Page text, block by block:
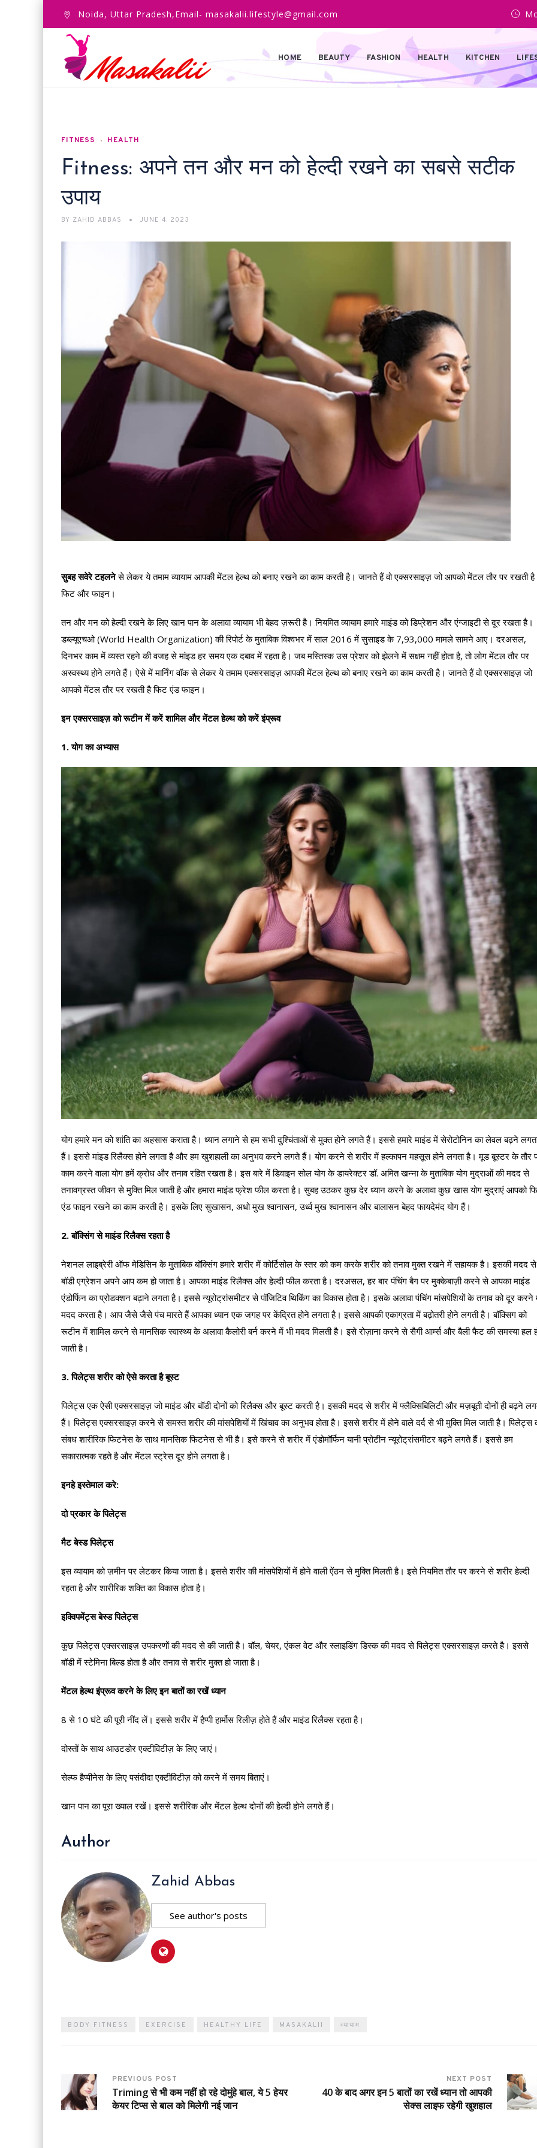
Noida, Uttar Pradesh,Email- masakalii.lifestyle@gmail.com
HOME BEAUTY FASHION HEALTH KITCHEN
FITNESS HEALTH
Fitness: अपने तन और मन को हेल्दी रखने का सबसे सटीक
उपाय
BY ZAHID ABBAS JUNE 4, 2023
सुबह सवेरे टहलनेसे लेकर ये तमाम व्यायाम आपकी मेंटल हेल्थ को बनाए रखने का काम करती है। जानते हैं वो एक्सरसाइज़ जो आपको मेंटल तौर पर रखती है
फिट और फाइन।
तन और मन को हेल्दी रखने के लिए खान पान के अलावा व्यायाम भी बेहद ज़रूरी है। नियमित व्यायाम हमारे माइंड को डिप्रेशन और एंग्जाइटी से दूर रखता है।
डब्ल्यूएचओ (World Health Organization) की रिपोर्ट के मुताबिक विश्वभर में साल 2016 में सुसाइड के 7,93,000 मामले सामने आए। दरअसल,
दिनभर काम में व्यस्त रहने की वजह से मांइड हर समय एक दबाव में रहता है। जब मस्तिस्क उस प्रेशर को झेलने में सक्षम नहीं होता है, तो लोग मेंटल तौर पर
अस्वस्थ्य होने लगते हैं। ऐसे में मार्निंग वॉक से लेकर ये तमाम एक्सरसाइज़ आपकी मेंटल हेल्थ को बनाए रखने का काम करती है। जानते हैं वो एक्सरसाइज़ जो
आपको मेंटल तौर पर रखती है फिट एंड फाइन।
इन एक्सरसाइज़ को रूटीन में करें शामिल और मेंटल हेल्थ को करें इंप्रूव
1. योग का अभ्यास
योग हमारे मन को शांति का अहसास कराता है। ध्यान लगाने से हम सभी दुश्चिंताओं से मुक्त होने लगते हैं। इससे हमारे माइंड में सेरोटोनिन का लेवल बढ़ने
हैं। इससे मांइड रिलैक्स होने लगता है और हम खुशहाली का अनुभव करने लगते हैं। योग करने से शरीर में हल्कापन महसूस होने लगता है। मूड बूस्टर के तौर
काम करने वाला योग हमें क्रोध और तनाव रहित रखता है। इस बारे में डिवाइन सोल योग के डायरेक्टर डॉ. अमित खन्ना के मुताबिक योग मुद्राओं की मदद से
तनावग्रस्त जीवन से मुक्ति मिल जाती है और हमारा माइंड फ्रेश फील करता है। सुबह उठकर कुछ देर ध्यान करने के अलावा कुछ खास योग मुद्राएं आपको
एंड फाइन रखने का काम करती है। इसके लिए सुखासन, अधो मुख श्वानासन, उर्ध्व मुख श्वानासन और बालासन बेहद फायदेमंद योग हैं।
2. बॉक्सिंग से माइंड रिलैक्स रहता है
नेशनल लाइब्रेरी ऑफ मेडिसिन के मुताबिक बॉक्सिंग हमारे शरीर में कोर्टिसोल के स्तर को कम करके शरीर को तनाव मुक्त रखने में सहायक है। इसकी मदद से
बॉडी एग्रेशन अपने आप कम हो जाता है। आपका माइंड रिलैक्स और हेल्दी फील करता है। दरअसल, हर बार पंचिंग बैग पर मुक्केबाज़ी करने से आपका माइंड
एंडोर्फिन का प्रोडक्शन बढ़ाने लगता है। इससे न्यूरोट्रांसमीटर से पॉजिटिव थिकिंग का विकास होता है। इसके अलावा पंचिंग मांसपेशियों के तनाव को दूर करने
मदद करता है। आप जैसे जैसे पंच मारते हैं आपका ध्यान एक जगह पर केंद्रित होने लगता है। इससे आपकी एकाग्रता में बढ़ोतरी होने लगती है। बॉक्सिग को
रूटीन में शामिल करने से मानसिक स्वास्थ्य के अलावा कैलोरी बर्न करने में भी मदद मिलती है। इसे रोज़ाना करने से सैगी आर्म्स और बैली फैट की समस्या हल
जाती है।
3. पिलेट्स शरीर को ऐसे करता है बूस्ट
पिलेट्स एक ऐसी एक्सरसाइज़ जो माइंड और बॉडी दोनों को रिलैक्स और बूस्ट करती है। इसकी मदद से शरीर में फ्लैक्सिबिलिटी और मज़बूती दोनों ही बढ़ने
हैं। पिलेट्स एक्सरसाइज़ करने से समस्त शरीर की मांसपेशियों में खिंचाव का अनुभव होता है। इससे शरीर में होने वाले दर्द से भी मुक्ति मिल जाती है। पिलेट्स
संबध शारीरिक फिटनेस के साथ मानसिक फिटनेस से भी है। इसे करने से शरीर में एंडोमॉर्फिन यानी प्रोटीन न्यूरोट्रांसमीटर बढ़ने लगते हैं। इससे हम
सकारात्मक रहते है और मेंटल स्ट्रेस दूर होने लगता है।
इनहे इस्तेमाल करे:
दो प्रकार के पिलेट्स
मैट बेस्ड पिलेट्स
इस व्यायाम को ज़मीन पर लेटकर किया जाता है। इससे शरीर की मांसपेशियों में होने वाली ऐंठन से मुक्ति मिलती है। इसे नियमित तौर पर करने से शरीर हेल्दी
रहता है और शारीरिक शक्ति का विकास होता है।
इक्विपमेंट्स बेस्ड पिलेट्स
कुछ पिलेट्स एक्सरसाइज़ उपकरणों की मदद से की जाती है। बॉल, चेयर, एंकल वेट और स्लाइडिंग डिस्क की मदद से पिलेट्स एक्सरसाइज़ करते है। इससे
बॉडी में स्टेमिना बिल्ड होता है और तनाव से शरीर मुक्त हो जाता है।
मेंटल हेल्थ इंप्रूव करने के लिए इन बातों का रखें ध्यान
8 से 10 घंटे की पूरी नींद लें। इससे शरीर में हैप्पी हार्मोस रिलीज़ होते हैं और माइंड रिलैक्स रहता है।
दोस्तों के साथ आउटडोर एक्टीविटीज़ के लिए जाएं।
सेल्फ हैप्पीनेस के लिए पसंदीदा एक्टीविटीज़ को करने में समय बिताएं।
खान पान का पूरा ख्याल रखें। इससे शरीरिक और मेंटल हेल्थ दोनों की हेल्दी होने लगते हैं।
Author
Zahid Abbas
See author's posts
BODY FITNESS EXERCISE HEALTHY LIFE MASAKALII व्यायाम
PREVIOUS POST
Triming से भी कम नहीं हो रहे दोमुंहे बाल, ये 5 हेयर
केयर टिप्स से बाल को मिलेगी नई जान
NEXT POST
40 के बाद अगर इन 5 बातों का रखें ध्यान तो आपकी
सेक्स लाइफ रहेगी खुशहाल